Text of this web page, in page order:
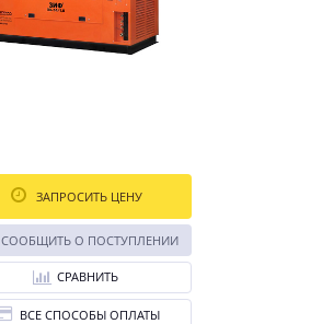
ЗАПРОСИТЬ ЦЕНУ
СООБЩИТЬ О ПОСТУПЛЕНИИ
СРАВНИТЬ
ВСЕ СПОСОБЫ ОПЛАТЫ